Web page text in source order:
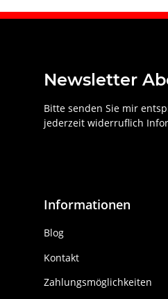
Newsletter
Bitte senden Sie mir
jederzeit widerruflich
Informationen
Blog
Kontakt
Zahlungsmöglichkeiten